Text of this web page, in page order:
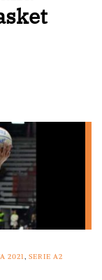
2021 SERIE A2